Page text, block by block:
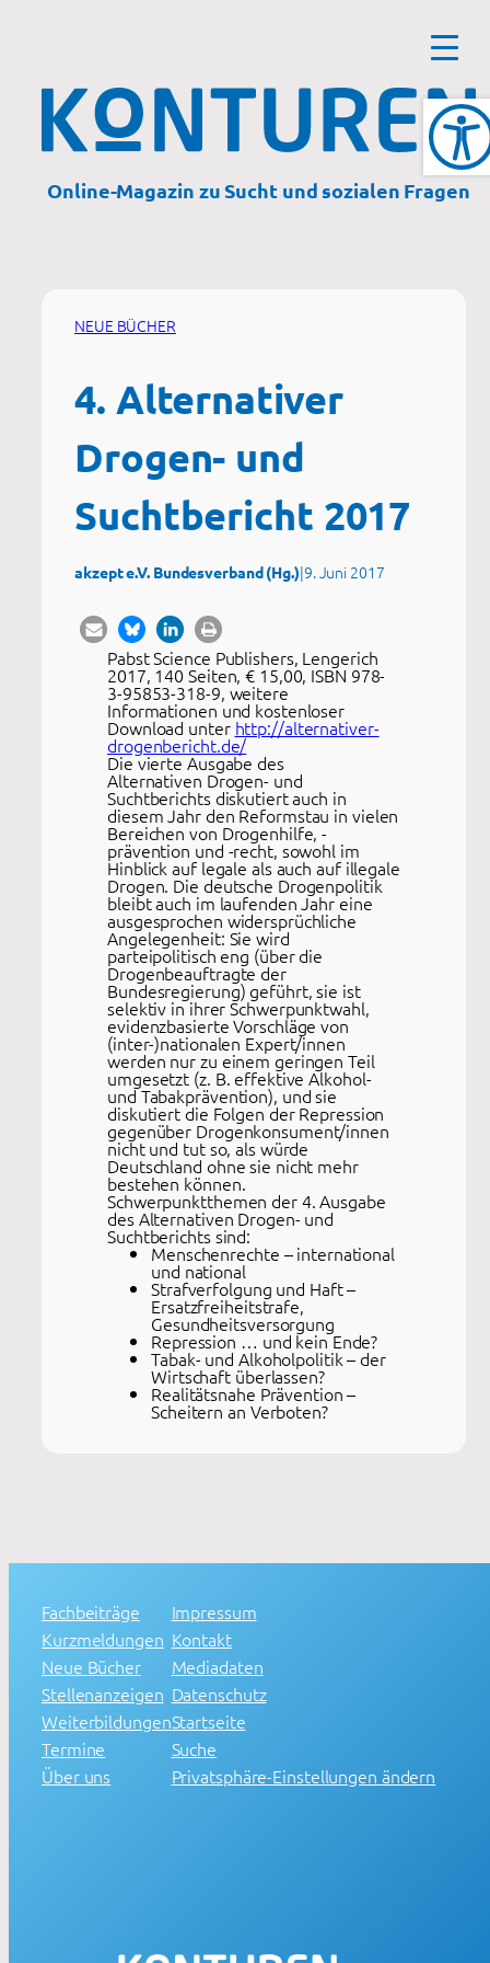
Online-Magazin zu Sucht und sozialen Fragen
NEUE BÜCHER
4. Alternativer
Drogen- und
Suchtbericht 2017
akzept e.V. Bundesverband (Hg.)|9. Juni 2017
Pabst Science Publishers, Lengerich
2017, 140 Seiten, € 15,00, ISBN 978-
3-95853-318-9, weitere
Informationen und kostenloser
Download unter http://alternativer-
drogenbericht.de/
Die vierte Ausgabe des
Alternativen Drogen- und
Suchtberichts diskutiert auch in
diesem Jahr den Reformstau in vielen
Bereichen von Drogenhilfe, -
prävention und -recht, sowohl im
Hinblick auf legale als auch auf illegale
Drogen. Die deutsche Drogenpolitik
bleibt auch im laufenden Jahr eine
ausgesprochen widersprüchliche
Angelegenheit: Sie wird
parteipolitisch eng (über die
Drogenbeauftragte der
Bundesregierung) geführt, sie ist
selektiv in ihrer Schwerpunktwahl,
evidenzbasierte Vorschläge von
(inter-)nationalen Expert/innen
werden nur zu einem geringen Teil
umgesetzt (z. B. effektive Alkohol-
und Tabakprävention), und sie
diskutiert die Folgen der Repression
gegenüber Drogenkonsument/innen
nicht und tut so, als würde
Deutschland ohne sie nicht mehr
bestehen können.
Schwerpunktthemen der 4. Ausgabe
des Alternativen Drogen- und
Suchtberichts sind:
Menschenrechte – international
und national
Strafverfolgung und Haft –
Ersatzfreiheitstrafe,
Gesundheitsversorgung
Repression … und kein Ende?
Tabak- und Alkoholpolitik – der
Wirtschaft überlassen?
Realitätsnahe Prävention –
Scheitern an Verboten?
Fachbeiträge
Kurzmeldungen
Neue Bücher
Stellenanzeigen
Weiterbildungen
Termine
Über uns
Impressum
Kontakt
Mediadaten
Datenschutz
Startseite
Suche
Privatsphäre-Einstellungen ändern